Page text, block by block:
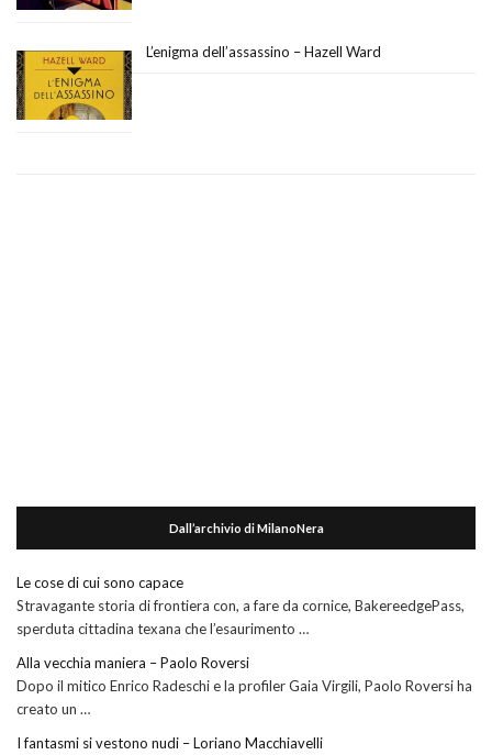
L’enigma dell’assassino – Hazell Ward
Dall’archivio di MilanoNera
Le cose di cui sono capace
Stravagante storia di frontiera con, a fare da cornice, BakereedgePass,
sperduta cittadina texana che l’esaurimento …
Alla vecchia maniera – Paolo Roversi
Dopo il mitico Enrico Radeschi e la profiler Gaia Virgili, Paolo Roversi ha
creato un …
I fantasmi si vestono nudi – Loriano Macchiavelli